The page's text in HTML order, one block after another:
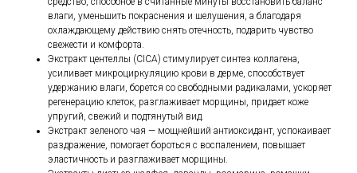
влаги, уменьшить покраснения и шелушения, а благодаря
охлаждающему действию снять отечность, подарить чувство
свежести и комфорта.
Экстракт центеллы (CICA) стимулирует синтез коллагена,
усиливает микроциркуляцию крови в дерме, способствует
удержанию влаги, борется со свободными радикалами, ускоряет
регенерацию клеток, разглаживает морщины, придает коже
упругий, свежий и подтянутый вид.
Экстракт зеленого чая — мощнейший антиоксидант, успокаивает
раздражение, помогает бороться с воспалением, повышает
эластичность и разглаживает морщины.